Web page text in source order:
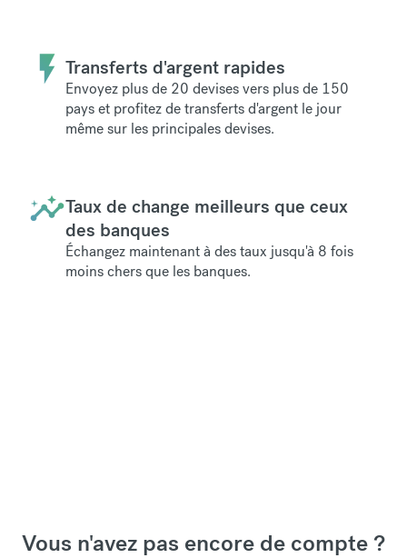
Transferts d'argent rapides
Envoyez plus de 20 devises vers plus de 150
pays et profitez de transferts d'argent le jour
même sur les principales devises.
Taux de change meilleurs que ceux
des banques
Échangez maintenant à des taux jusqu'à 8 fois
moins chers que les banques.
Vous n'avez pas encore de compte ?